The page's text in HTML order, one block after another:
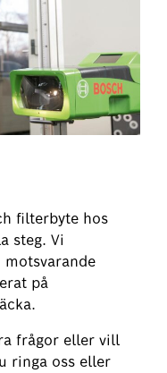
filterbyte hos
steg. Vi
på
frågor eller vill
ringa oss eller